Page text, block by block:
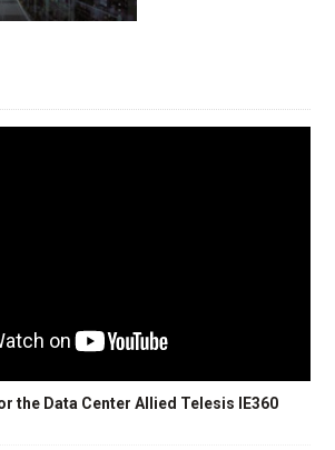
the Data Center Allied Telesis IE360